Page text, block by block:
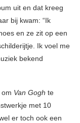
uit en dat kreeg
bij kwam: “Ik
en ze zit op een
Ik voel me
bekend
Van Gogh te
met 10
er toch ook een